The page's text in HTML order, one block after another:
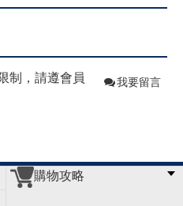
制，請遵會員
我要留言
購物攻略